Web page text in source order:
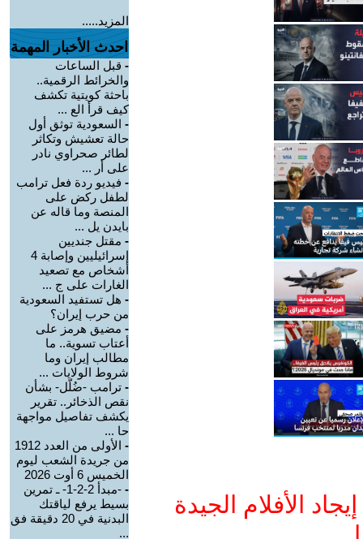
الأفلام الجيدة
المزيد.....
احدث الأخبار المهمة
- قبل الساعات
والخرائط الرقمية..
باحثة كويتية تكشف
كيف قرأ الع ...
- السعودية توثق أول
حالة تعشيش وتكاثر
لطائر صحراوي نادر
على أر ...
- فيديو ردة فعل ترامب
لطفل ركض على
المنصة وما قاله عن
بايدن يل ...
- مقتل جنديين
إسرائيليين وإصابة 4
أشخاص مع تصعيد
الغارات على ج ...
- هل تستفيد السعودية
من حرب إيران؟
- مضيق هرمز على
أعتاب تسوية.. ما
مطالب إيران وما
شروط الولايات ...
- ترامب -ضُلّل- بشأن
نقص الذخائر.. تقرير
يكشف تفاصيل مواجهة
حا ...
-
الأولى من العدد 1912
من جريدة الشعب ليوم
الخميس 6 أوت 2026
-
-مبدأ 2-2-1- ـ تمرين
بسيط يرفع لياقتك
البدنية في 20 دقيقة فق
...